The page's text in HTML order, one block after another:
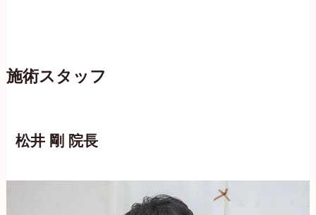
施術スタッフ
松井 剛 院長